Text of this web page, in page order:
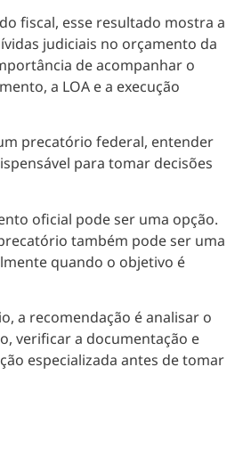
fiscal, esse resultado mostra a
judiciais no orçamento da
de acompanhar o
a LOA e a execução
precatório federal, entender
para tomar decisões
oficial pode ser uma opção.
também pode ser uma
quando o objetivo é
a recomendação é analisar o
verificar a documentação e
especializada antes de tomar